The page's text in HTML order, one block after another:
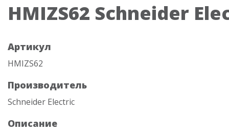
HMIZS62 Schneider
Артикул
HMIZS62
Производитель
Schneider Electric
Описание